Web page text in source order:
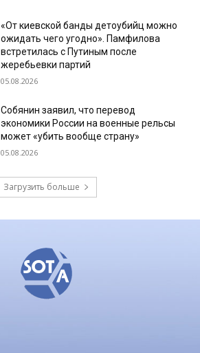
«От киевской банды детоубийц можно
ожидать чего угодно». Памфилова
встретилась с Путиным после
жеребьевки партий
05.08.2026
Собянин заявил, что перевод
экономики России на военные рельсы
может «убить вообще страну»
05.08.2026
Загрузить больше